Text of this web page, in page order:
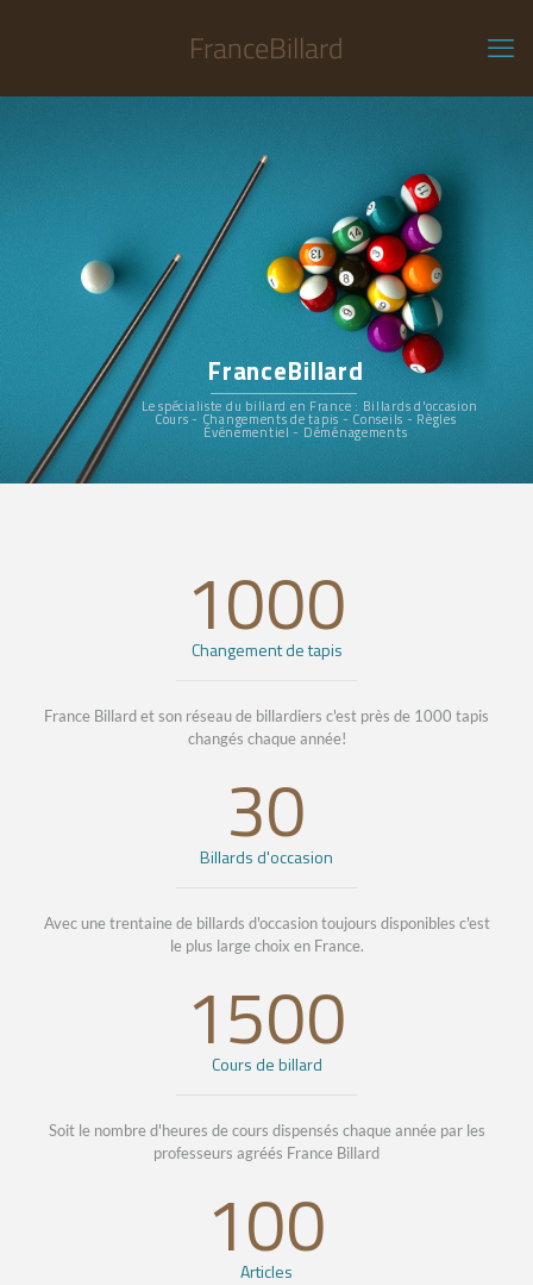
FranceBillard
FranceBillard
Le spécialiste du billard en France : Billards d'occasion
Cours - Changements de tapis - Conseils - Règles
Événementiel - Déménagements
1000
Changement de tapis
France Billard et son réseau de billardiers c'est près de 1000 tapis
changés chaque année!
30
Billards d'occasion
Avec une trentaine de billards d'occasion toujours disponibles c'est
le plus large choix en France.
1500
Cours de billard
Soit le nombre d'heures de cours dispensés chaque année par les
professeurs agréés France Billard
100
Articles